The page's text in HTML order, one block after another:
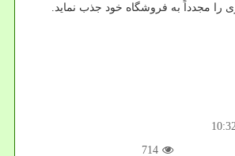
را مجدداً به فروشگاه خود جذب نماید.
714